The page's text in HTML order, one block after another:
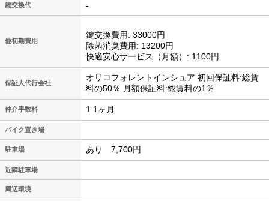
鍵交換代 -
他初期費用
鍵交換費用: 33000円
除菌消臭費用: 13200円
快適安心サービス（月額）: 1100円
保証人代行会社
オリコフォレントインシュア 初回保証料:総賃
料の50％ 月額保証料:総賃料の1％
仲介手数料 1.1ヶ月
バイク置き場
駐車場 あり 7,700円
近隣駐車場
周辺環境